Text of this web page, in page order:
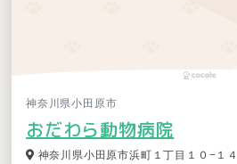
神奈川県小田原市
おだわら動物病院
神奈川県小田原市浜町１丁目１０−１４